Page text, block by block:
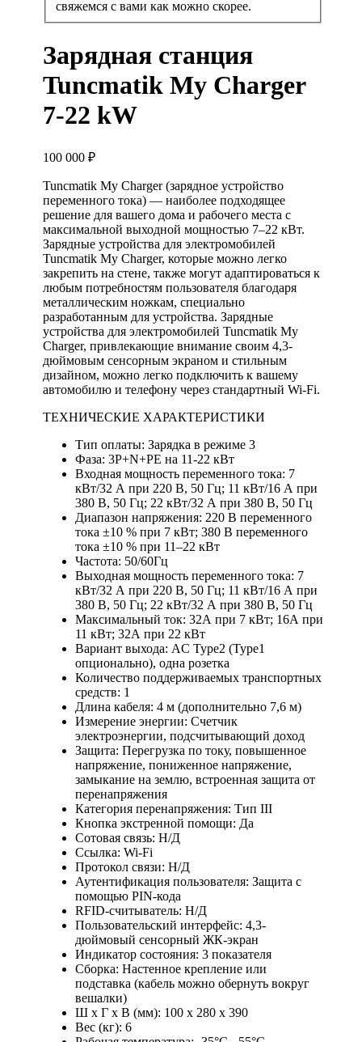
свяжемся с вами как можно скорее.
Зарядная станция
Tuncmatik My Charger
7-22 kW
100 000 ₽
Tuncmatik My Charger (зарядное устройство
переменного тока) — наиболее подходящее
решение для вашего дома и рабочего места с
максимальной выходной мощностью 7–22 кВт.
Зарядные устройства для электромобилей
Tuncmatik My Charger, которые можно легко
закрепить на стене, также могут адаптироваться к
любым потребностям пользователя благодаря
металлическим ножкам, специально
разработанным для устройства. Зарядные
устройства для электромобилей Tuncmatik My
Charger, привлекающие внимание своим 4,3-
дюймовым сенсорным экраном и стильным
дизайном, можно легко подключить к вашему
автомобилю и телефону через стандартный Wi-Fi.
ТЕХНИЧЕСКИЕ ХАРАКТЕРИСТИКИ
Тип оплаты: Зарядка в режиме 3
Фаза: 3P+N+PE на 11-22 кВт
Входная мощность переменного тока: 7
кВт/32 А при 220 В, 50 Гц; 11 кВт/16 А при
380 В, 50 Гц; 22 кВт/32 А при 380 В, 50 Гц
Диапазон напряжения: 220 В переменного
тока ±10 % при 7 кВт; 380 В переменного
тока ±10 % при 11–22 кВт
Частота: 50/60Гц
Выходная мощность переменного тока: 7
кВт/32 А при 220 В, 50 Гц; 11 кВт/16 А при
380 В, 50 Гц; 22 кВт/32 А при 380 В, 50 Гц
Максимальный ток: 32А при 7 кВт; 16А при
11 кВт; 32А при 22 кВт
Вариант выхода: AC Type2 (Type1
опционально), одна розетка
Количество поддерживаемых транспортных
средств: 1
Длина кабеля: 4 м (дополнительно 7,6 м)
Измерение энергии: Счетчик
электроэнергии, подсчитывающий доход
Защита: Перегрузка по току, повышенное
напряжение, пониженное напряжение,
замыкание на землю, встроенная защита от
перенапряжения
Категория перенапряжения: Тип III
Кнопка экстренной помощи: Да
Сотовая связь: Н/Д
Ссылка: Wi-Fi
Протокол связи: Н/Д
Аутентификация пользователя: Защита с
помощью PIN-кода
RFID-считыватель: Н/Д
Пользовательский интерфейс: 4,3-
дюймовый сенсорный ЖК-экран
Индикатор состояния: 3 показателя
Сборка: Настенное крепление или
подставка (кабель можно обернуть вокруг
вешалки)
Ш x Г x В (мм): 100 x 280 x 390
Вес (кг): 6